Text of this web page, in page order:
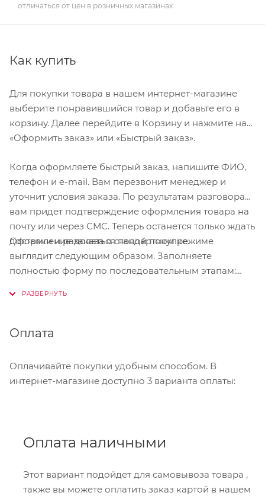
отличаться от цен в розничных магазинах
Как купить
Для покупки товара в нашем интернет-магазине
выберите понравившийся товар и добавьте его в
корзину. Далее перейдите в Корзину и нажмите на
«Оформить заказ» или «Быстрый заказ».
Когда оформляете быстрый заказ, напишите ФИО,
телефон и e-mail. Вам перезвонит менеджер и
уточнит условия заказа. По результатам разговора
вам придет подтверждение оформления товара на
почту или через СМС. Теперь останется только ждать
доставки и радоваться новой покупке.
Оформление заказа в стандартном режиме
выглядит следующим образом. Заполняете
полностью форму по последовательным этапам:
Нажмите кнопку «Оформить заказ».
Оплата
Оплачивайте покупки удобным способом. В
интернет-магазине доступно 3 варианта оплаты:
Оплата наличными
Этот вариант подойдет для самовывоза товара ,
также вы можете оплатить заказ картой в нашем